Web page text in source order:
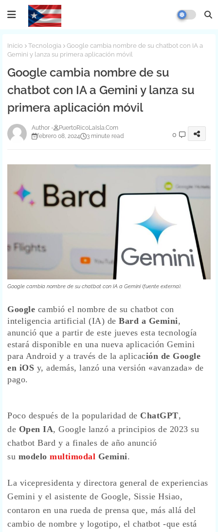
Inicio Tecnologia
Google cambia nombre de su chatbot con IA a
Gemini y lanza su primera aplicación móvil
Google cambia nombre de su
chatbot con IA a Gemini y lanza su
primera aplicación móvil
PuertoRicoLaIsla.Com
febrero 08, 2024
3 minute read 0
Google cambia nombre de su chatbot con IA a Gemini (fuente externa).
Google cambió el nombre de su chatbot con
inteligencia artificial (IA) de Bard a Gemini,
anunció que a partir de este jueves esta tecnología
estará disponible en una nueva aplicación Gemini
para Android y a través de la aplicación de Google
en iOS y, además, lanzó una versión «avanzada» de
pago.
Poco después de la popularidad de ChatGPT,
de Open IA, Google lanzó a principios de 2023 su
chatbot Bard y a finales de año anunció
su modelo multimodal Gemini.
La vicepresidenta y directora general de experiencias
Gemini y el asistente de Google, Sissie Hsiao,
contaron en una rueda de prensa que, más allá del
cambio de nombre y logotipo, el chatbot -que está